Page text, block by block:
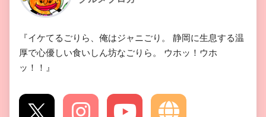
『イケてるごりら、俺はジャニごり。 静岡に生息する温
厚で心優しい食いしん坊なごりら。 ウホッ！ウホ
ッ！！』